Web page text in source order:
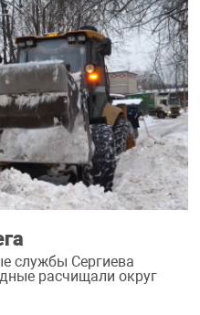
службы Сергиева
расчищали округ